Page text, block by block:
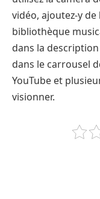
vidéo, ajoutez-y
bibliothèque
dans la
dans le carrousel
YouTube et
visionner.